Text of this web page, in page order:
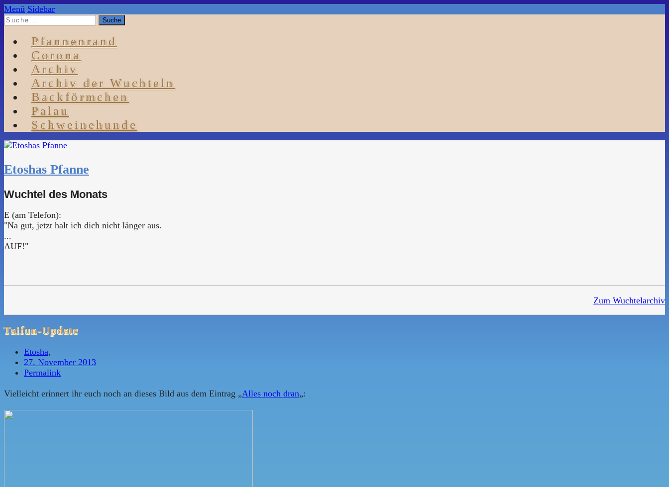
Menü Sidebar
Pfannenrand
Corona
Archiv
Archiv der Wuchteln
Backförmchen
Palau
Schweinehunde
Etoshas Pfanne
Wuchtel des Monats
E (am Telefon):
"Na gut, jetzt halt ich dich nicht länger aus.
...
AUF!"
Zum Wuchtelarchiv
Taifun-Update
Etosha,
27. November 2013
Permalink
Vielleicht erinnert ihr euch noch an dieses Bild aus dem Eintrag „Alles noch dran„: